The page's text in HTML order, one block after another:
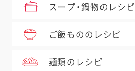
スープ・鍋物のレシピ
ご飯もののレシピ
麺類のレシピ